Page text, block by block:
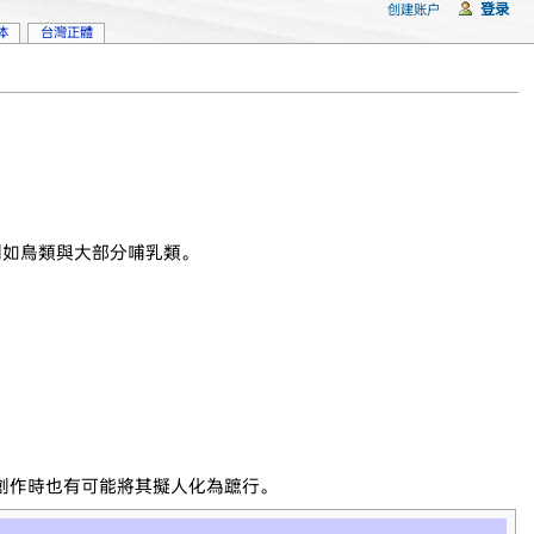
鳥類與大部分哺乳類。
時也有可能將其擬人化為蹠行。
台灣正體
创建账户 登录